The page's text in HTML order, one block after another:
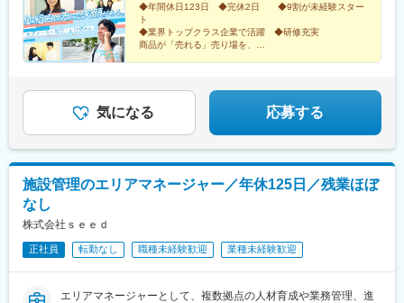
は希望を考慮します。◎全国転勤が発生する可能性のあるポジシ
ョンです。◎全国転勤が難しい方はご相談ください。転勤なしの
ポジションも募集しています。★各オフィス駅から徒歩2～8分以
内！★外勤業務では状況に応じて直行直帰が可能です。
屋・大阪・広島・福岡勤務月給28万5500円～34万5500円※管理職
手当（固定残業代）7万2500円～9万6500円（43.18時間～52.11
時間分）を含みます。※固定残業時間を超えた場合は、超過分の時
間外手当が支払われます社員の年収例523万円／入社5年（マネー
万円／入社1年（社会人経験3年・東京勤務）
◆年間休日123日 ◆完休2日 ◆9割が未経験スター
ト
◆業界トップクラス企業で活躍 ◆研修充実
商品が「売れる」売り場を、
気になる 応募する
施設管理のエリアマネージャー／年休125日／残業ほぼ
なし
株式会社ｓｅｅｄ
正社員 転勤なし 職種未経験歓迎 業種未経験歓迎
エリアマネージャーとして、複数拠点の人材育成や業務管理、進